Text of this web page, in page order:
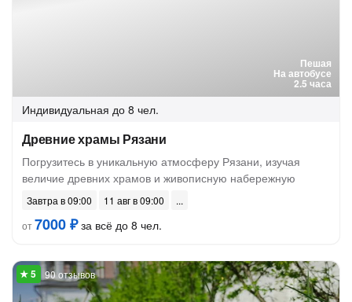
Пешая
На автобусе
2.5 часа
Индивидуальная до 8 чел.
Древние храмы Рязани
Погрузитесь в уникальную атмосферу Рязани, изучая
величие древних храмов и живописную набережную
Завтра в 09:00
11 авг в 09:00
от7000 ₽за всё до 8 чел.
90 отзывов